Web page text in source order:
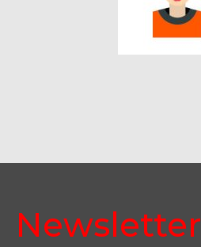
Newsletter